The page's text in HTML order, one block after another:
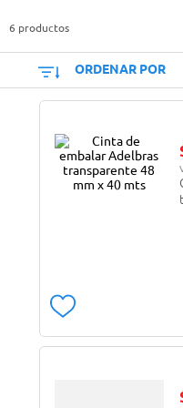
6 productos
ORDENAR POR
Doves